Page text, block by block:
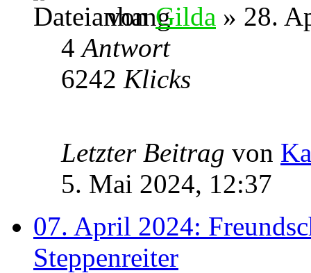
vonGilda » 28.
4Antwort
6242 Klicks
Letzter Beitrag von
5. Mai 2024, 12:37
07. April 2024:
Steppenreiter